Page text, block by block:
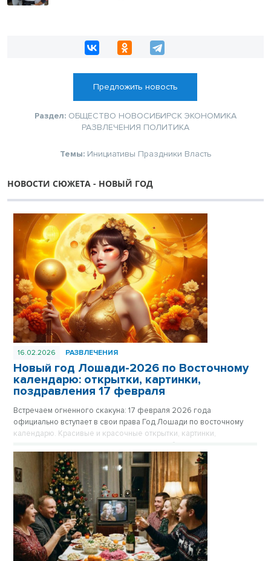
Предложить новость
Раздел: ОБЩЕСТВО НОВОСИБИРСК ЭКОНОМИКА
РАЗВЛЕЧЕНИЯ ПОЛИТИКА
Темы: Инициативы Праздники Власть
НОВОСТИ СЮЖЕТА - НОВЫЙ ГОД
16.02.2026 РАЗВЛЕЧЕНИЯ
Новый год Лошади-2026 по Восточному
календарю: открытки, картинки,
поздравления 17 февраля
Встречаем огненного скакуна: 17 февраля 2026 года
официально вступает в свои права Год Лошади по восточному
календарю. Красивые и красочные открытки, картинки,
поздравления в стихах и прозе - в нашем обзоре.